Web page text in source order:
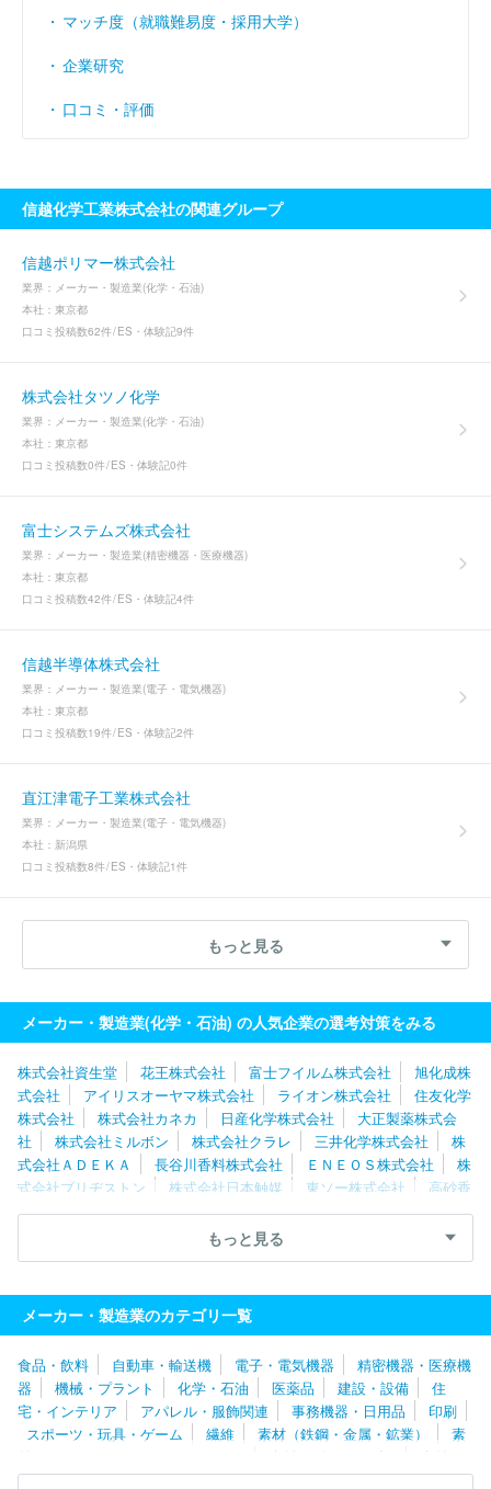
マッチ度（就職難易度・採用大学）
企業研究
口コミ・評価
信越化学工業株式会社の関連グループ
信越ポリマー株式会社
業界： メーカー・製造業(化学・石油)
本社： 東京都
口コミ投稿数62件 ES・体験記9件
株式会社タツノ化学
業界： メーカー・製造業(化学・石油)
本社： 東京都
口コミ投稿数0件 ES・体験記0件
富士システムズ株式会社
業界： メーカー・製造業(精密機器・医療機器)
本社： 東京都
口コミ投稿数42件 ES・体験記4件
信越半導体株式会社
業界： メーカー・製造業(電子・電気機器)
本社： 東京都
口コミ投稿数19件 ES・体験記2件
直江津電子工業株式会社
業界： メーカー・製造業(電子・電気機器)
本社： 新潟県
口コミ投稿数8件 ES・体験記1件
もっと見る
メーカー・製造業(化学・石油) の人気企業の選考対策をみる
株式会社資生堂 花王株式会社 富士フイルム株式会社
旭化成株
式会社
アイリスオーヤマ株式会社 ライオン株式会社
住友化学
株式会社
株式会社カネカ 日産化学株式会社
大正製薬株式会
社
株式会社ミルボン 株式会社クラレ 三井化学株式会社
株
式会社ＡＤＥＫＡ
長谷川香料株式会社 ＥＮＥＯＳ株式会社
株
式会社ブリヂストン
株式会社日本触媒 東ソー株式会社
高砂香
料工業株式会社
三菱ケミカル株式会社 株式会社アルビオン
株
出光興産株式会社
株式会社カネボウ化粧品
日油株式会社
クラシエ株式会社 住友ゴム工業株式会社
エス
テー株式会社
株式会社ナリス化粧品
式会社
大日精化工業株式会社 日本メナード化粧品株式会社
株
式会社ノエビア
住友理工株式会社 ＵＢＥ株式会社
ポーラ化成
工業株式会社
日本ゼオン株式会社 三菱瓦斯化学株式会社
東亞
合成株式会社
横浜ゴム株式会社
もっと見る
メーカー・製造業のカテゴリ一覧
食品・飲料 自動車・輸送機 電子・電気機器
精密機器・医療機
器
機械・プラント 化学・石油 医薬品 建設・設備
住
宅・インテリア
アパレル・服飾関連 事務機器・日用品
印刷
スポーツ・玩具・ゲーム
繊維 素材（鉄鋼・金属・鉱業）
素
材（ゴム・ガラス・セラミックス）
素材（紙・パルプ）
素材
（その他）
農林・水産 たばこ・飼料 その他